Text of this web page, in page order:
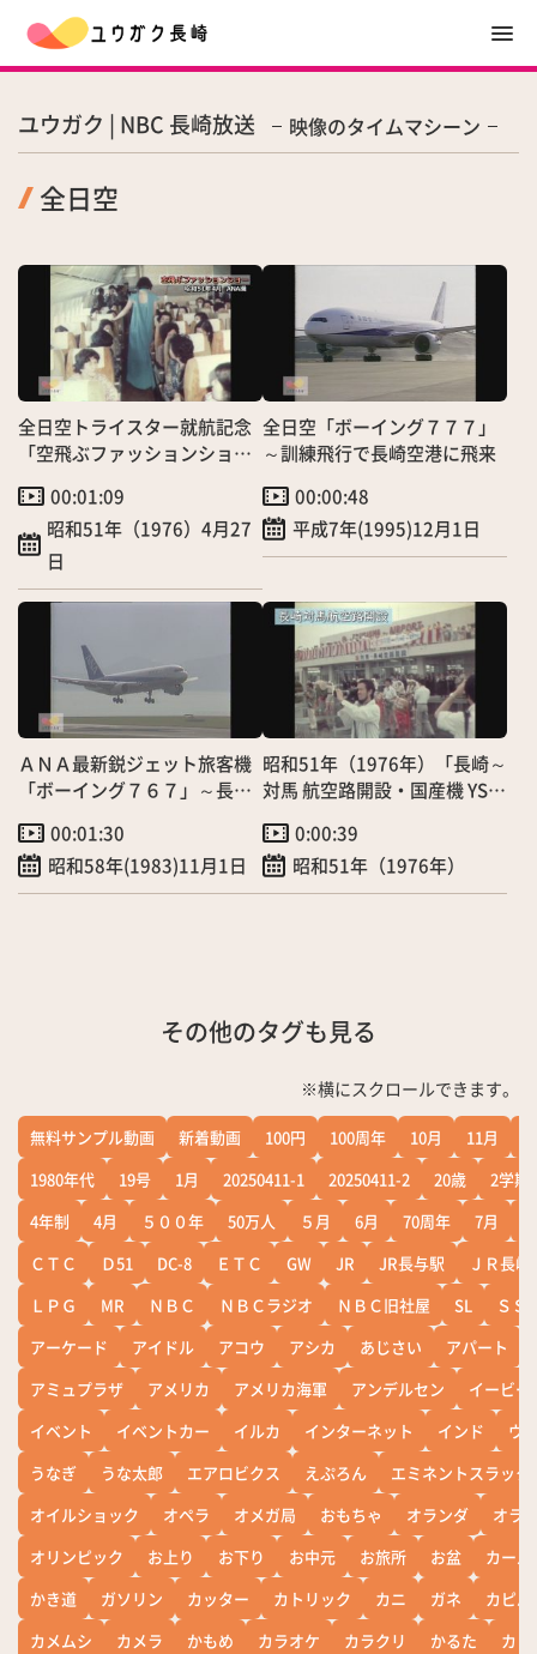
ユウガク | NBC 長崎放送 映像のタイムマシーン
全日空
全日空トライスター就航記念
「空飛ぶファッションショ
00:01:09
昭和51年（1976）4月27
日
全日空「ボーイング７７７」
～訓練飛行で長崎空港に飛来
00:00:48
平成7年(1995)12月1日
ＡＮＡ最新鋭ジェット旅客機
「ボーイング７６７」～長
00:01:30
昭和58年(1983)11月1日
昭和51年（1976年）「長崎～
対馬 航空路開設・国産機 YS-
0:00:39
昭和51年（1976年）
その他のタグも見る
※横にスクロールできます。
無料サンプル動画 新着動画 100円 100周年 10月 11月
1980年代
19号 1月 20250411-1 20250411-2 20歳
2学期
4年制
4月 ５００年 50万人 ５月 6月 70周年 7月
ＣＴＣ
Ｄ51 DC-8 ＥＴＣ GW JR JR長与駅
ＪＲ長崎
ＬＰＧ
MR ＮＢＣ ＮＢＣラジオ ＮＢＣ旧社屋 SL
ＳＳ
アーケード
アイドル アコウ アシカ あじさい アパート
アミュプラザ
アメリカ アメリカ海軍 アンデルセン
イービー
イベント
イベントカー イルカ インターネット インド
ウ
うなぎ
うな太郎 エアロビクス えぷろん
エミネントスラック
オイルショック
オペラ オメガ局 おもちゃ オランダ
オラ
オリンピック
お上り お下り お中元 お旅所 お盆
カー
かき道
ガソリン カッター カトリック カニ ガネ
カピバ
カメムシ
カメラ かもめ カラオケ カラクリ かるた
カレ